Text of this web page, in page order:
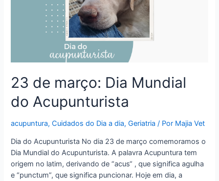
pet
23 de março: Dia Mundial
do Acupunturista
acupuntura,Cuidados do Dia a dia,Geriatria / Por Majia Vet
Dia do Acupunturista No dia 23 de março comemoramos o
Dia Mundial do Acupunturista. A palavra Acupuntura tem
origem no latim, derivando de “acus“ , que significa agulha
e “punctum”, que significa puncionar. Hoje em dia, a